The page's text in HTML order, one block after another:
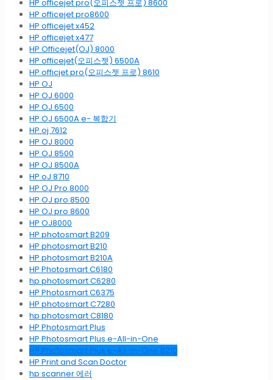
HP officejet pro(오피스젯 프로) 8600
HP officejet pro8600
HP officejet x452
HP officejet x477
HP Officejet(OJ) 8000
HP officejet(오피스젯) 6500A
HP officjet pro(오피스젯 프로) 8610
HP OJ
HP OJ 6000
HP OJ 6500
HP OJ 6500A e- 복합기
HP oj 7612
HP OJ 8000
HP OJ 8500
HP OJ 8500A
HP oJ 8710
HP OJ Pro 8000
HP OJ pro 8500
HP OJ pro 8600
HP OJ8000
HP photosmart B209
HP photosmart B210
HP photosmart B210A
HP Photosmart C6180
hp photosmart C6280
HP Photosmart C6375
HP photosmart C7280
hp photosmart C8180
HP Photosmart Plus
HP Photosmart Plus e-All-in-One
HP Photosmart Plus e-All-in-One B210
HP Print and Scan Doctor
hp scanner 에러